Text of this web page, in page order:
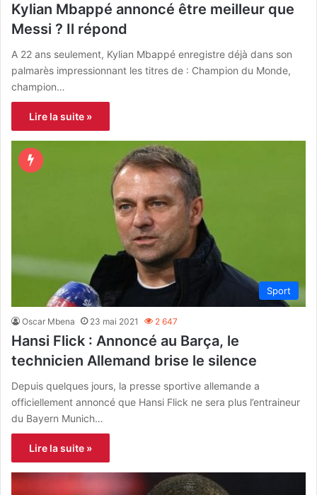
Kylian Mbappé annoncé être meilleur que
Messi ? Il répond
A 22 ans seulement, Kylian Mbappé enregistre déjà dans son
palmarès impressionnant les titres de : Champion du Monde,
champion…
Lire la suite »
Sport
Oscar Mbena 23 mai 2021 2 647
Hansi Flick : Annoncé au Barça, le
technicien Allemand brise le silence
Depuis quelques jours, la presse sportive allemande a
officiellement annoncé que Hansi Flick ne sera plus l’entraineur
du Bayern Munich…
Lire la suite »